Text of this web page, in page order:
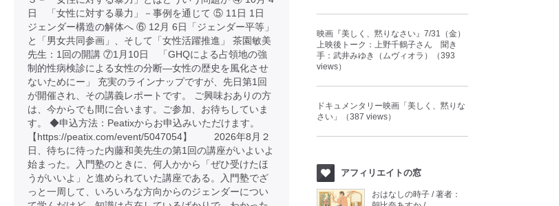
日 「女性に対する暴力」－事例を通じて ⑤ 11日 1日
ジェンダー構造の解体へ ⑥ 12月 6日「ジェンダー平等」
と「男女共同参画」、そして「女性活躍推進」 茶園敏美
先生：1回の開講 ⑦1月10日 「GHQによる占領地の強
制的性病検診による女性の分断―女性の歴史を風化させ
ないためにー」 充実のラインナップですが、先日第1回
が開催され、その講義レポートです。 ご興味おありの方
は、今からでも間に合います。ご参加、お待ちしていま
す。 ◆申込方法：Peatixからお申込みいただけます。
【https://peatix.com/event/5047054】 2026年8月２
日、待ちに待った内藤和美先生の第1回の講座がいよいよ
始まった。入門塾のときに、何人かから「ぜひ受けたほ
うがいいよ」と進められていた講座である。入門塾でざ
っと一周して、いろいろな方向からのジェンダーについ
映画『美しく、黙りなさい』7/31（金）
上映後トーク：上野千鶴子さん 聞き
手：武井みゆき（ムヴィオラ）（393
views）
ドキュメンタリー映画「美しく、黙りな
さい」（387 views）
アフィリエイトの窓
おはなしの時子 / 著者：